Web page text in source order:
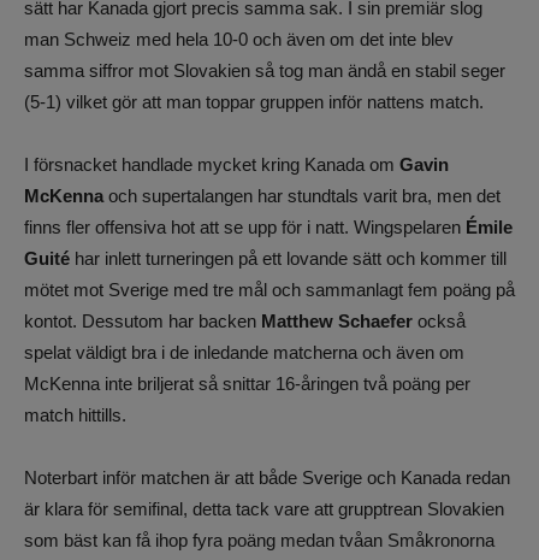
sätt har Kanada gjort precis samma sak. I sin premiär slog
man Schweiz med hela 10-0 och även om det inte blev
samma siffror mot Slovakien så tog man ändå en stabil seger
(5-1) vilket gör att man toppar gruppen inför nattens match.
I försnacket handlade mycket kring Kanada om Gavin
McKenna och supertalangen har stundtals varit bra, men det
finns fler offensiva hot att se upp för i natt. Wingspelaren Émile
Guité har inlett turneringen på ett lovande sätt och kommer till
mötet mot Sverige med tre mål och sammanlagt fem poäng på
kontot. Dessutom har backen Matthew Schaefer också
spelat väldigt bra i de inledande matcherna och även om
McKenna inte briljerat så snittar 16-åringen två poäng per
match hittills.
Noterbart inför matchen är att både Sverige och Kanada redan
är klara för semifinal, detta tack vare att grupptrean Slovakien
som bäst kan få ihop fyra poäng medan tvåan Småkronorna